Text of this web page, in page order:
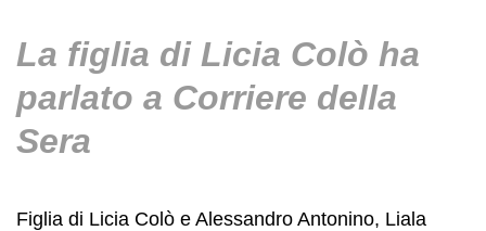
La figlia di Licia Colò ha
parlato a Corriere della
Sera
Figlia di Licia Colò e Alessandro Antonino, Liala